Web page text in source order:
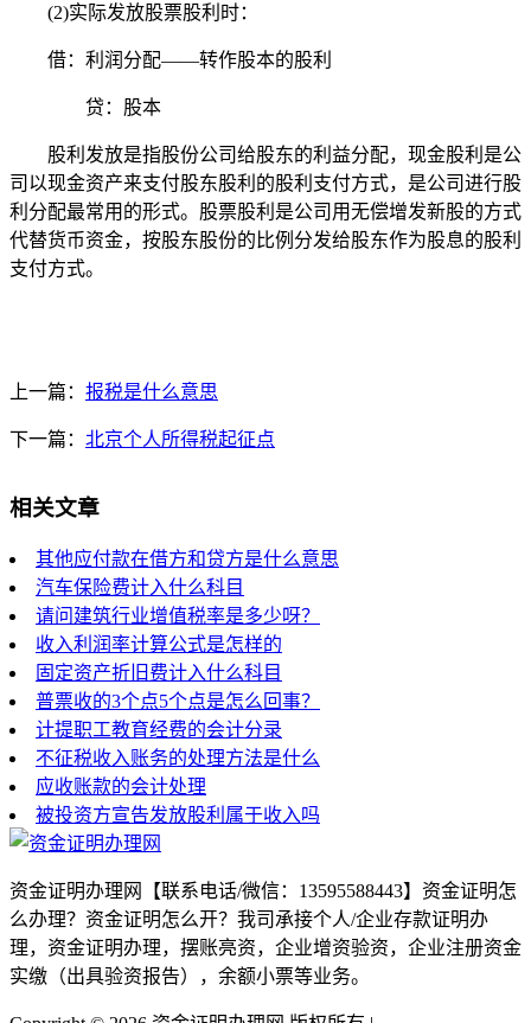
(2)实际发放股票股利时：
借：利润分配——转作股本的股利
贷：股本
股利发放是指股份公司给股东的利益分配，现金股利是公
司以现金资产来支付股东股利的股利支付方式，是公司进行股
利分配最常用的形式。股票股利是公司用无偿增发新股的方式
代替货币资金，按股东股份的比例分发给股东作为股息的股利
支付方式。
上一篇： 报税是什么意思
下一篇： 北京个人所得税起征点
相关文章
其他应付款在借方和贷方是什么意思
汽车保险费计入什么科目
请问建筑行业增值税率是多少呀？
收入利润率计算公式是怎样的
固定资产折旧费计入什么科目
普票收的3个点5个点是怎么回事？
计提职工教育经费的会计分录
不征税收入账务的处理方法是什么
应收账款的会计处理
被投资方宣告发放股利属于收入吗
资金证明办理网【联系电话/微信：13595588443】资金证明怎
么办理？资金证明怎么开？我司承接个人/企业存款证明办
理，资金证明办理，摆账亮资，企业增资验资，企业注册资金
实缴（出具验资报告），余额小票等业务。